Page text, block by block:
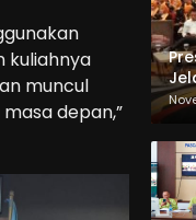
kuliahnya
muncul
depan,”